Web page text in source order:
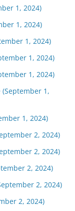
1, 2024)
1, 2024)
1, 2024)
1, 2024)
1, 2024)
1,
1, 2024)
2, 2024)
2, 2024)
2, 2024)
2, 2024)
2, 2024)